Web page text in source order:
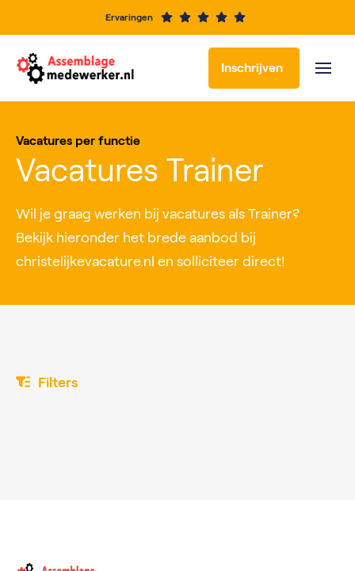
Ervaringen
Inschrijven
Vacatures per functie
Vacatures Trainer
Wil je graag werken bij vacatures als Trainer?
Bekijk hieronder het brede aanbod bij
christelijkevacature.nl en solliciteer direct!
Filters